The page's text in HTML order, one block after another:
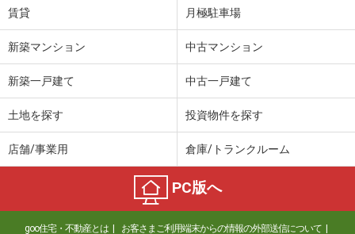
賃貸 月極駐車場
新築マンション 中古マンション
新築一戸建て 中古一戸建て
土地を探す 投資物件を探す
店舗/事業用 倉庫/トランクルーム
PC版へ
goo住宅・不動産とは お客さまご利用端末からの情報の外部送信について